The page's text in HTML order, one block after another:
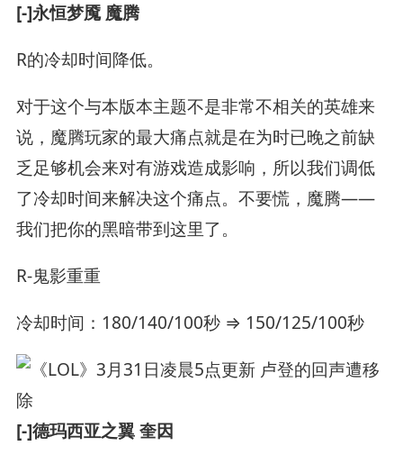
[-]永恒梦魇 魔腾
R的冷却时间降低。
对于这个与本版本主题不是非常不相关的英雄来
说，魔腾玩家的最大痛点就是在为时已晚之前缺
乏足够机会来对有游戏造成影响，所以我们调低
了冷却时间来解决这个痛点。不要慌，魔腾——
我们把你的黑暗带到这里了。
R-鬼影重重
冷却时间：180/140/100秒 ⇒ 150/125/100秒
[-]德玛西亚之翼 奎因